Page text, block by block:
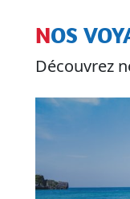
NOS
Découvrez